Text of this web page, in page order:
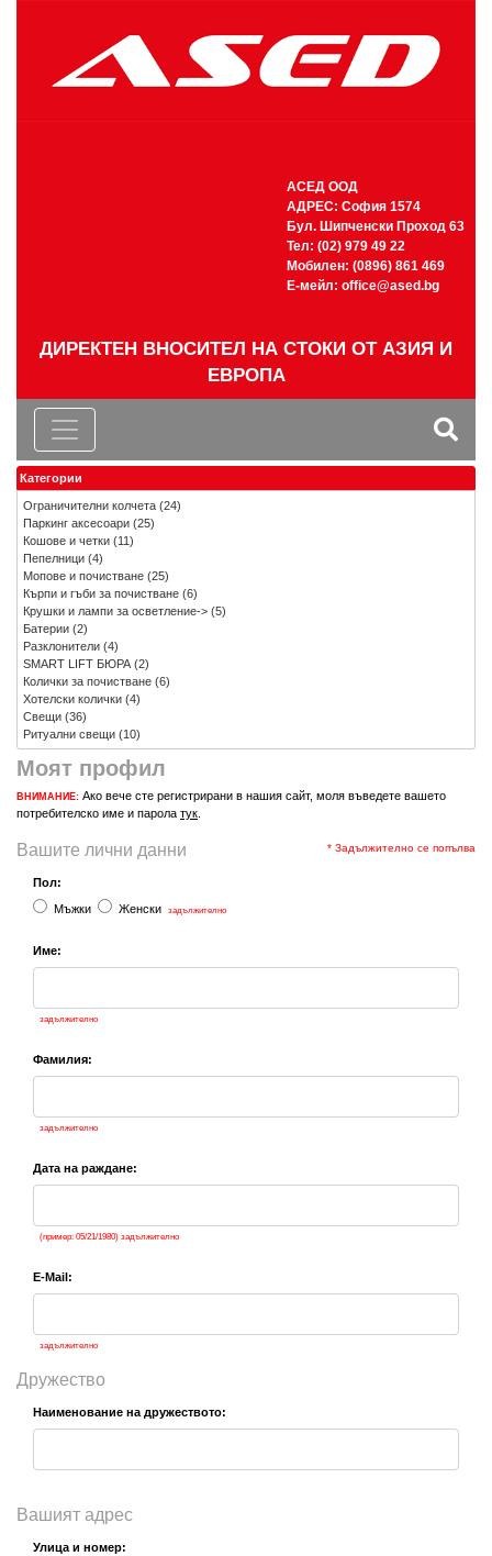
АСЕД ООД
АДРЕС: София 1574
Бул. Шипченски Проход 63
Тел: (02) 979 49 22
Мобилен: (0896) 861 469
Е-мейл: office@ased.bg
ДИРЕКТЕН ВНОСИТЕЛ НА СТОКИ ОТ АЗИЯ И
ЕВРОПА
Моят профил
ВНИМАНИЕ: Ако вече сте регистрирани в нашия сайт, моля въведете вашето
потребителско име и парола тук.
* Задължително се попълва
Вашите лични данни
Пол:
Мъжки
Женски задължително
Име:
задължително
Фамилия:
задължително
Дата на раждане:
(пример: 05/21/1980) задължително
E-Mail:
задължително
Дружество
Наименование на дружеството:
Вашият адрес
Улица и номер:
Категории
Ограничителни колчета (24)
Паркинг аксесоари (25)
Кошове и четки (11)
Пепелници (4)
Мопове и почистване (25)
Кърпи и гъби за почистване (6)
Крушки и лампи за осветление-> (5)
Батерии (2)
Разклонители (4)
SMART LIFT БЮРА(2)
Колички за почистване (6)
Хотелски колички (4)
Свещи (36)
Ритуални свещи (10)